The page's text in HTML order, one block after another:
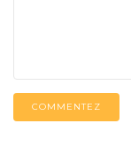
COMMENTEZ